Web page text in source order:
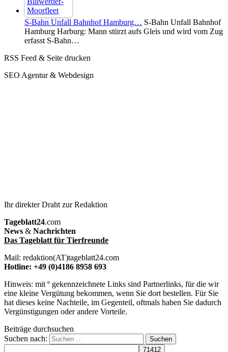
S-Bahn Unfall Bahnhof Hamburg… S-Bahn Unfall Bahnhof
Hamburg Harburg: Mann stürzt aufs Gleis und wird vom Zug
erfasst S-Bahn…
RSS Feed & Seite drucken
SEO Agentur & Webdesign
Ihr direkter Draht zur Redaktion
Tageblatt24.com
News & Nachrichten
Das Tageblatt für Tierfreunde
Mail: redaktion(AT)tageblatt24.com
Hotline: +49 (0)4186 8958 693
Hinweis: mit º gekennzeichnete Links sind Partnerlinks, für die wir
eine kleine Vergütung bekommen, wenn Sie dort bestellen. Für Sie
hat dieses keine Nachteile, im Gegenteil, oftmals haben Sie dadurch
Vergünstigungen oder andere Vorteile.
Beiträge durchsuchen
Suchen nach: